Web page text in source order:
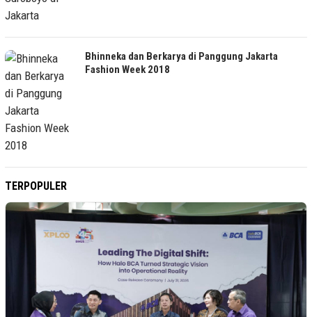
Bhinneka dan Berkarya di Panggung Jakarta
Fashion Week 2018
TERPOPULER